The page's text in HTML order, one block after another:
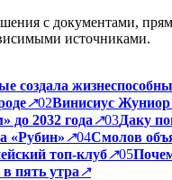
с документами,
источниками.
создала
↗02Винисиус
до 2032 года↗03Даку
«Рубин»↗04Смолов
топ-клуб↗05
пять утра↗